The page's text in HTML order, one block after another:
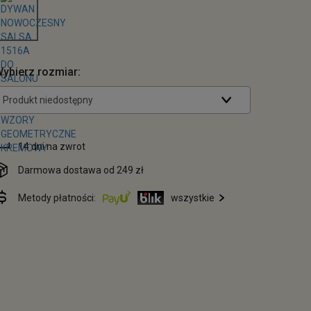
rozmiar:
Produkt niedostępny
14 dni na zwrot
Darmowa dostawa od 249 zł
Metody płatności: wszystkie